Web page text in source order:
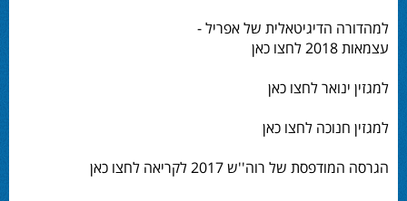
למהדורה הדיגיטאלית של אפריל -
עצמאות 2018 לחצו כאן
למגזין ינואר לחצו כאן
למגזין חנוכה לחצו כאן
הגרסה המודפסת של רוה''ש 2017 לקריאה לחצו כאן